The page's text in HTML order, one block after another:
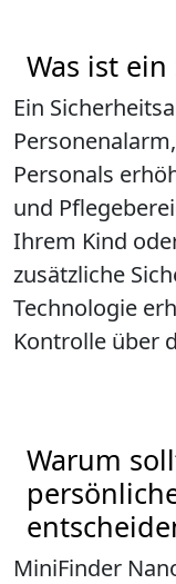
Was ist
Ein
Personals
und
Ihrem Kind
zusätzliche
Technologie
Kontrolle über
Warum
MiniFinder